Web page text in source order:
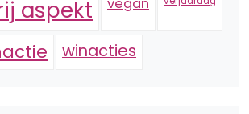
aspekt
winacties